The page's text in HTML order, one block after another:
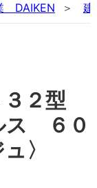
DAIKEN 建
３２型
ス ６０
ュ〉